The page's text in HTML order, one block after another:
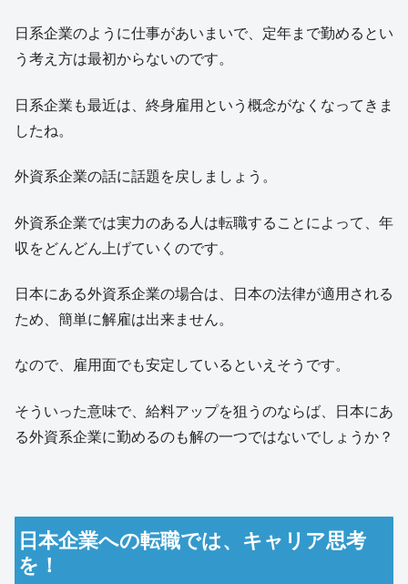
日系企業のように仕事があいまいで、定年まで勤めるとい
う考え方は最初からないのです。
日系企業も最近は、終身雇用という概念がなくなってきま
したね。
外資系企業の話に話題を戻しましょう。
外資系企業では実力のある人は転職することによって、年
収をどんどん上げていくのです。
日本にある外資系企業の場合は、日本の法律が適用される
ため、簡単に解雇は出来ません。
なので、雇用面でも安定しているといえそうです。
そういった意味で、給料アップを狙うのならば、日本にあ
る外資系企業に勤めるのも解の一つではないでしょうか？
日本企業への転職では、キャリア思考
を！